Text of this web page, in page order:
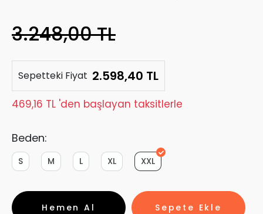
3.248,00 TL
Sepetteki Fiyat 2.598,40 TL
469,16 TL 'den başlayan taksitlerle
Beden:
XXL
XL
L
M
S
Sepete Ekle
Hemen Al